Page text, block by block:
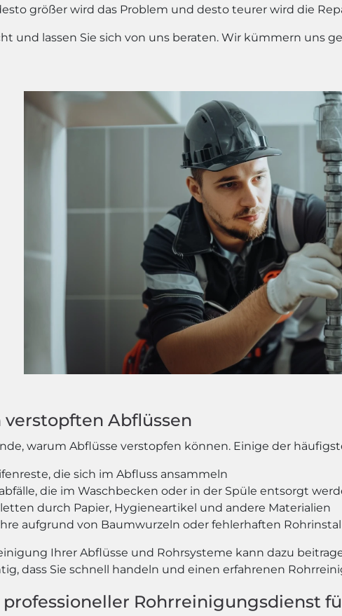
größer wird das Problem und desto teurer wird die
und lassen Sie sich von uns beraten. Wir kümmern uns
verstopften Abflüssen
warum Abflüsse verstopfen können. Einige der
die sich im Abfluss ansammeln
die im Waschbecken oder in der Spüle entsorgt
durch Papier, Hygieneartikel und andere Materialien
aufgrund von Baumwurzeln oder fehlerhaften
Ihrer Abflüsse und Rohrsysteme kann dazu
dass Sie schnell handeln und einen erfahrenen
professioneller Rohrreinigungsdienst